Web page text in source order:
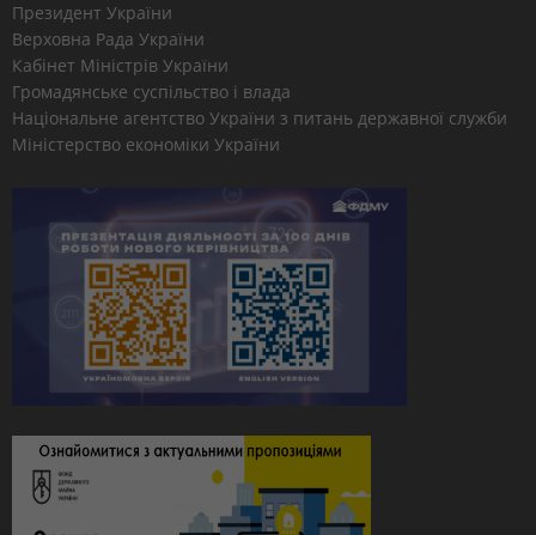
Президент України
Верховна Рада України
Кабінет Міністрів України
Громадянське суспільство і влада
Національне агентство України з питань державної служби
Міністерство економіки України